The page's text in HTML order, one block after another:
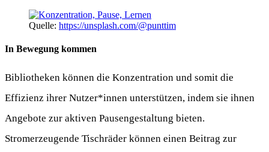
Quelle: https://unsplash.com/@punttim
In Bewegung kommen
Bibliotheken können die Konzentration und somit die
Effizienz ihrer Nutzer*innen unterstützen, indem sie ihnen
Angebote zur aktiven Pausengestaltung bieten.
Stromerzeugende Tischräder können einen Beitrag zur